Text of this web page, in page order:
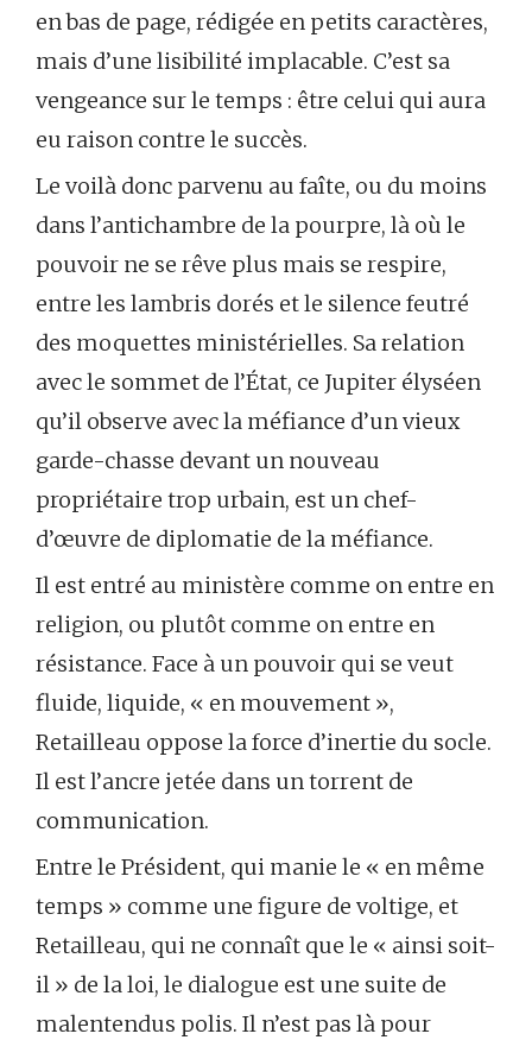
en bas de page, rédigée en petits caractères,
mais d’une lisibilité implacable. C’est sa
vengeance sur le temps : être celui qui aura
eu raison contre le succès.
Le voilà donc parvenu au faîte, ou du moins
dans l’antichambre de la pourpre, là où le
pouvoir ne se rêve plus mais se respire,
entre les lambris dorés et le silence feutré
des moquettes ministérielles. Sa relation
avec le sommet de l’État, ce Jupiter élyséen
qu’il observe avec la méfiance d’un vieux
garde-chasse devant un nouveau
propriétaire trop urbain, est un chef-
d’œuvre de diplomatie de la méfiance.
Il est entré au ministère comme on entre en
religion, ou plutôt comme on entre en
résistance. Face à un pouvoir qui se veut
fluide, liquide, « en mouvement »,
Retailleau oppose la force d’inertie du socle.
Il est l’ancre jetée dans un torrent de
communication.
Entre le Président, qui manie le « en même
temps » comme une figure de voltige, et
Retailleau, qui ne connaît que le « ainsi soit-
il » de la loi, le dialogue est une suite de
malentendus polis. Il n’est pas là pour